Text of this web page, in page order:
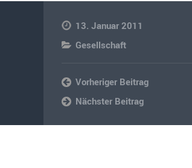
13. Januar 2011
Gesellschaft
Vorheriger Beitrag
Nächster Beitrag